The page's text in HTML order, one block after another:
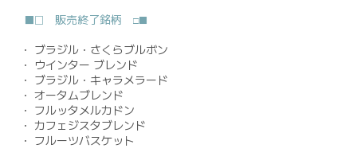
■□ 販売終了銘柄 □■
・ ブラジル・さくらブルボン
・ ウインター ブレンド
・ ブラジル・キャラメラード
・ オータムブレンド
・ フルッタメルカドン
・ カフェジスタブレンド
・ フルーツバスケット